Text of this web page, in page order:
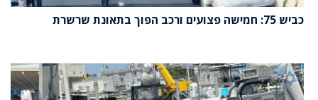
כביש 75: חמישה פצועים ורכב הפוך בתאונת שרשרת